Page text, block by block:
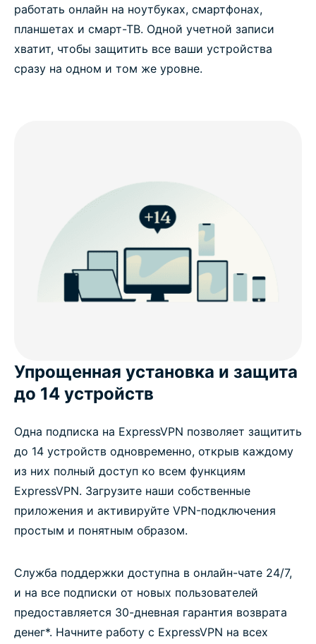
работать онлайн на ноутбуках, смартфонах,
планшетах и смарт-ТВ. Одной учетной записи
хватит, чтобы защитить все ваши устройства
сразу на одном и том же уровне.
Упрощенная установка и защита
до 14 устройств
Одна подписка на ExpressVPN позволяет защитить
до 14 устройств одновременно, открыв каждому
из них полный доступ ко всем функциям
ExpressVPN. Загрузите наши собственные
приложения и активируйте VPN-подключения
простым и понятным образом.
Служба поддержки доступна в онлайн-чате 24/7,
и на все подписки от новых пользователей
предоставляется 30-дневная гарантия возврата
денег*. Начните работу с ExpressVPN на всех